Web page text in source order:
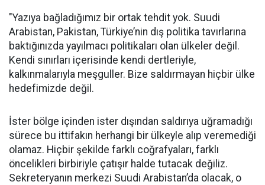
"Yazıya bağladığımız bir ortak tehdit yok. Suudi
Arabistan, Pakistan, Türkiye’nin dış politika tavırlarına
baktığınızda yayılmacı politikaları olan ülkeler değil.
Kendi sınırları içerisinde kendi dertleriyle,
kalkınmalarıyla meşguller. Bize saldırmayan hiçbir ülke
hedefimizde değil.
İster bölge içinden ister dışından saldırıya uğramadığı
sürece bu ittifakın herhangi bir ülkeyle alıp veremediği
olamaz. Hiçbir şekilde farklı coğrafyaları, farklı
öncelikleri birbiriyle çatışır halde tutacak değiliz.
Sekreteryanın merkezi Suudi Arabistan’da olacak, o